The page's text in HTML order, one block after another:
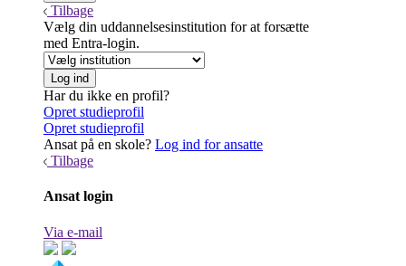
Tilbage
Vælg din uddannelsesinstitution for at forsætte
med Entra-login.
Har du ikke en profil?
Opret studieprofil
Opret studieprofil
Ansat på en skole? Log ind for ansatte
Tilbage
Ansat login
Via e-mail